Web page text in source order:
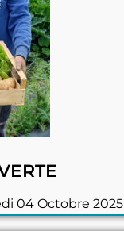
04 Octobre 2025